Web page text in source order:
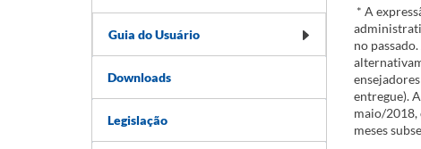
Guia do Usuário
Downloads
Legislação
* A
no
entregue).
maio/2018,
meses